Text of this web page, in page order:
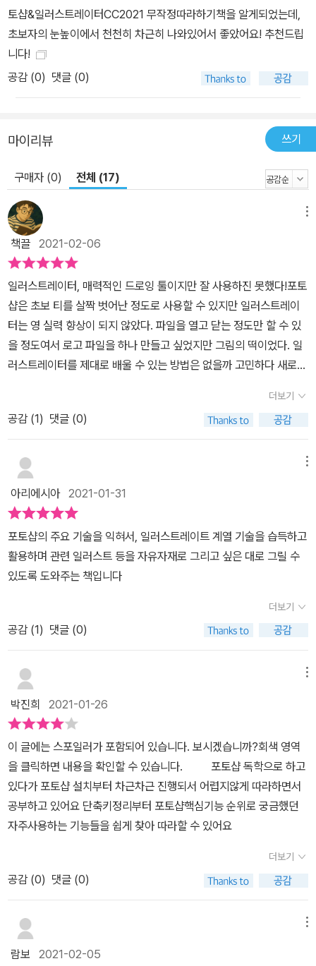
토샵&일러스트레이터CC2021 무작정따라하기책을 알게되었는데,
초보자의 눈높이에서 천천히 차근히 나와있어서 좋았어요! 추천드립
니다!
공감 (0) 댓글 (0)
마이리뷰 쓰기
구매자 (0) 전체 (17)
책끌 2021-02-06
일러스트레이터, 매력적인 드로잉 툴이지만 잘 사용하진 못했다!포토
샵은 초보 티를 살짝 벗어난 정도로 사용할 수 있지만 일러스트레이
터는 영 실력 향상이 되지 않았다. 파일을 열고 닫는 정도만 할 수 있
을 정도여서 로고 파일을 하나 만들고 싶었지만 그림의 떡이었다. 일
러스트레이터를 제대로 배울 수 있는 방법은 없을까 고민하다 새로
일러스트레이터는 웹이나 모바일 그래픽부터 로고, 서적 삽화, 제품
패키지, 옥외 광고판 등 다양한 콘텐츠 제작에 사용되고 있다. 사용자
의 일러스트레이터 사용 패턴을 이해하고, 사용자 경험 향상을 위해
더욱 빠른 방법으로 작업이 가능하도록 업그레이드되고 있다.이 책은
소개들이 추가됐다. 쉽고 빠르게 일러스트레이터를 배울 수 있도록
일러스트레이터 기초 이론과 기능에 대해 설명을 통해 배운 다음 따
라하는 과정을 빠짐없이 소개하고, 작업 과정 중에 생기는 의문을 해
결할 수 있도록 실무 따라하기 예제를 연계하여 구성했다.일러스트레
이터 CC 2021은 더욱 쉽고, 빠르게 인쇄, 웹, 비디오 및 모바일에 적
합한 로고, 아이콘, 드로잉, 타이포그래피 및 일러스트 작업을 할 수
있도록 스마트한 자동 기능들과 도구, 옵션 등을 제공한다. 이전 버전
수도 있다.글자를 깨뜨리지 않아도 편리하게 글자 정렬이 가능하게
되었으며, 인디자인처럼 글상자 안에서의 글 정렬도 가능하다. 이러
한 신기능들은 작업자의 작업 시간을 절약해 준다. 인쇄 매체, 프레젠
테이션, 웹사이트, 블로그, 소셜 미디어 등 원하는 자유로운 형태의 일
러스트를 완성해 보자.이 책은 일러스트레이터를 다루기 위해 꼭 필
요한 필수 기능과 다양한 예시를 소개했다. 중요 표시와 신기능 표시
를 통해 새로운 버전의 달라진 기능을 확인할 수 있다. 팁(Tip)에서는
개념에 대한 부연 설명과 관련 정보, 주의할 점 등에 대해 소개했다.
을 설명한 책을 눈으로 읽고 마는 경우가 있는데, 이 책의 제목처럼 무
작정 따라해 보자. 각 파트가 끝날 때마다 실력을 체크해 볼 수 있는
예제가 제공되는데, 힌트를 보고 혼자서 작업해 보는 게 중요하다. 관
련 영상은 QR코드로 확인할 수 있다. 또한 별책 부록에는 새로운 기
능에 대해 간략하게 소개되어 있으므로 참고해 보면 좋다.일러스트레
이터에서는 클릭 또는 드래그하여 자동으로 사각형, 원형, 다각형 등
더보기
공감 (1) 댓글 (0)
아리에시아2021-01-31
포토샵의 주요 기술을 익혀서, 일러스트레이트 계열 기술을 습득하고
활용하며 관련 일러스트 등을 자유자재로 그리고 싶은 대로 그릴 수
있도록 도와주는 책입니다
더보기
공감 (1) 댓글 (0)
박진희 2021-01-26
이 글에는 스포일러가 포함되어 있습니다. 보시겠습니까?회색 영역
을 클릭하면 내용을 확인할 수 있습니다. 포토샵 독학으로 하고
있다가 포토샵 설치부터 차근차근 진행되서 어렵지않게 따라하면서
공부하고 있어요 단축키정리부터 포토샵핵심기능 순위로 궁금했던
자주사용하는 기능들을 쉽게 찾아 따라할 수 있어요
더보기
공감 (0) 댓글 (0)
람보 2021-02-05